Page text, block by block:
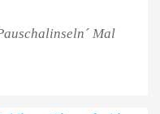
Mal